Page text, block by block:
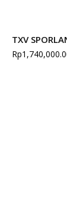
TXV
Rp